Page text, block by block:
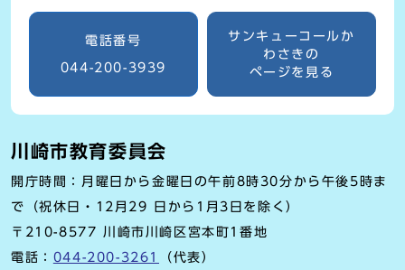
電話番号
044-200-3939
サンキューコールか
わさきの
ページを見る
川崎市教育委員会
開庁時間：月曜日から金曜日の午前8時30分から午後5時ま
で（祝休日・12月29 日から1月3日を除く）
〒210-8577 川崎市川崎区宮本町1番地
電話： 044-200-3261 （代表）